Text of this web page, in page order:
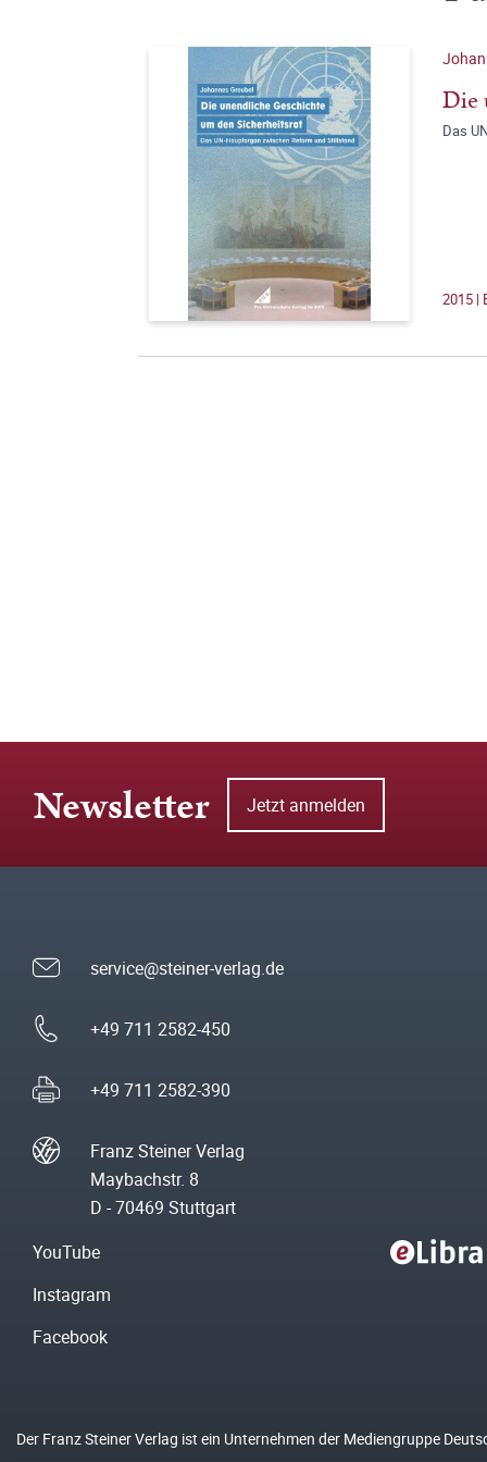
Die
Das
2015 |
Newsletter Jetzt anmelden
service@steiner-verlag.de
+49 711 2582-450
+49 711 2582-390
Franz Steiner Verlag
Maybachstr. 8
D - 70469 Stuttgart
YouTube
Instagram
Facebook
Der Franz Steiner Verlag ist ein Unternehmen der Mediengruppe